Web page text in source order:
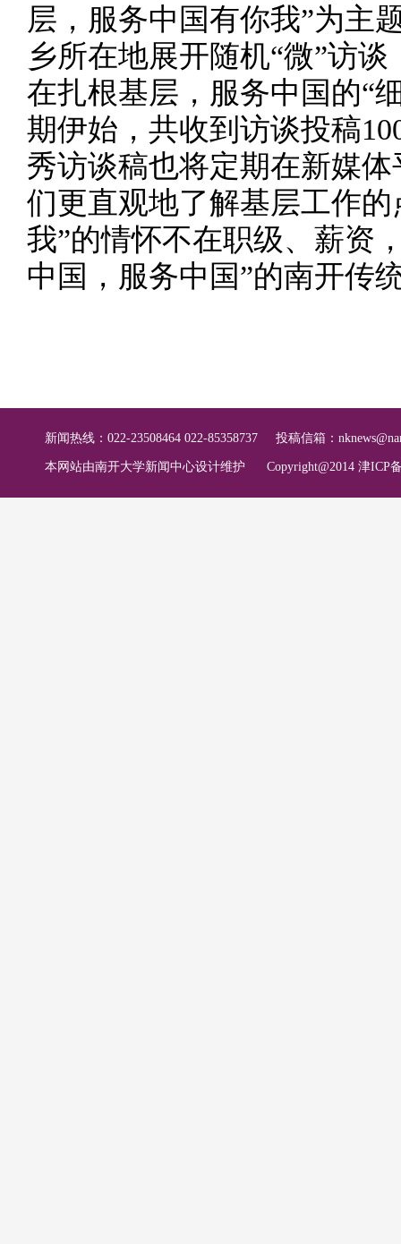
层，服务中国有你我”为主
乡所在地展开随机“微”访
在扎根基层，服务中国的“
期伊始，共收到访谈投稿
秀访谈稿也将定期在新媒
们更直观地了解基层工作
我”的情怀不在职级、薪资
中国，服务中国”的南开传
新闻热线：022-23508464 022-85358737 投稿信箱：
本网站由南开大学新闻中心设计维护 Copyright@2014 津ICP